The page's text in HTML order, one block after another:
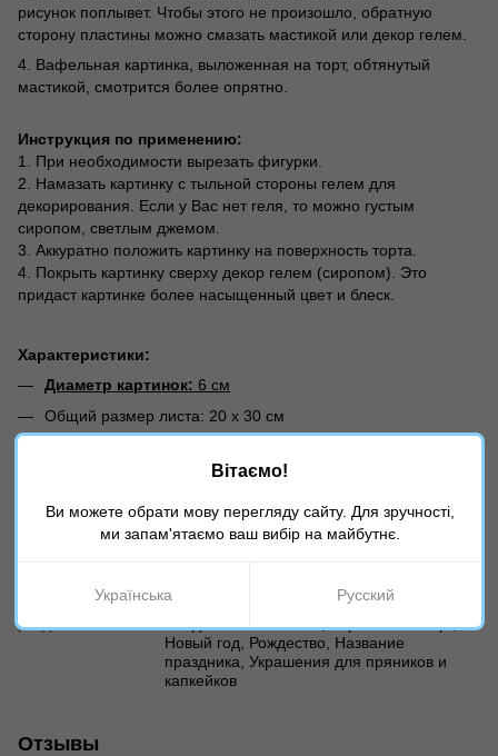
рисунок поплывет. Чтобы этого не произошло, обратную
сторону пластины можно смазать мастикой или декор гелем.
4. Вафельная картинка, выложенная на торт, обтянутый
мастикой, смотрится более опрятно.
Инструкция по применению:
1. При необходимости вырезать фигурки.
2. Намазать картинку с тыльной стороны гелем для
декорирования. Если у Вас нет геля, то можно густым
сиропом, светлым джемом.
3. Аккуратно положить картинку на поверхность торта.
4. Покрыть картинку сверху декор гелем (сиропом). Это
придаст картинке более насыщенный цвет и блеск.
Характеристики:
Диаметр картинок: 6 см
Общий размер листа: 20 х 30 см
В зависимости от настроек Вашего экрана, оттенок
Дополнительные
разделы
Все для пряников и печенья, Новый год,
Рождество и Николая, Картинки на торт,
Новый год, Рождество, Название
праздника, Украшения для пряников и
капкейков
Отзывы
Вітаємо!
Ви можете обрати мову перегляду сайту. Для зручності,
ми запам'ятаємо ваш вибір на майбутнє.
Українська Русский